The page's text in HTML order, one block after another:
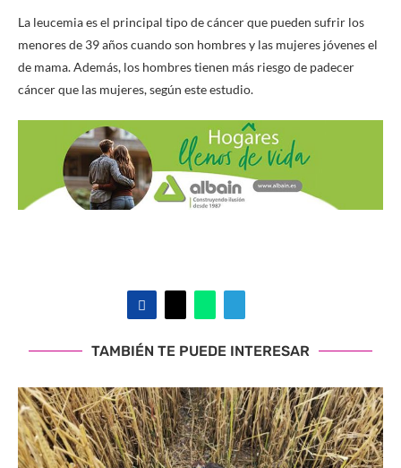
La leucemia es el principal tipo de cáncer que pueden sufrir los
menores de 39 años cuando son hombres y las mujeres jóvenes el
de mama. Además, los hombres tienen más riesgo de padecer
cáncer que las mujeres, según este estudio.
TAMBIÉN TE PUEDE INTERESAR